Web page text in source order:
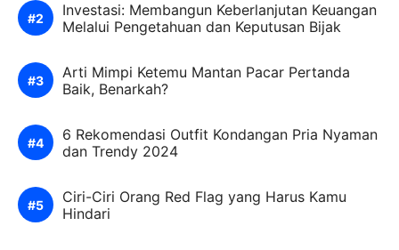
Investasi: Membangun Keberlanjutan Keuangan
Melalui Pengetahuan dan Keputusan Bijak
Arti Mimpi Ketemu Mantan Pacar Pertanda
Baik, Benarkah?
6 Rekomendasi Outfit Kondangan Pria Nyaman
dan Trendy 2024
Ciri-Ciri Orang Red Flag yang Harus Kamu
Hindari